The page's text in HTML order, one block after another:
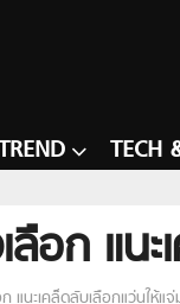
TECH
ลือก แน
แนะเคล็ดลับเลือกแว่นให้แ